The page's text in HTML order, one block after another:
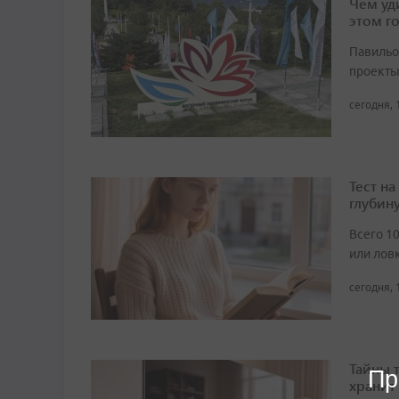
этом
сегодня,
Тест
Всего
или
сегодня,
Тайны